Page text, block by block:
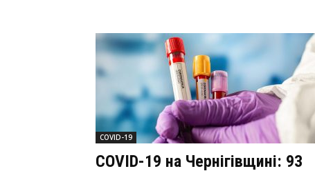
COVID-19
COVID-19 на Чернігівщині: 93